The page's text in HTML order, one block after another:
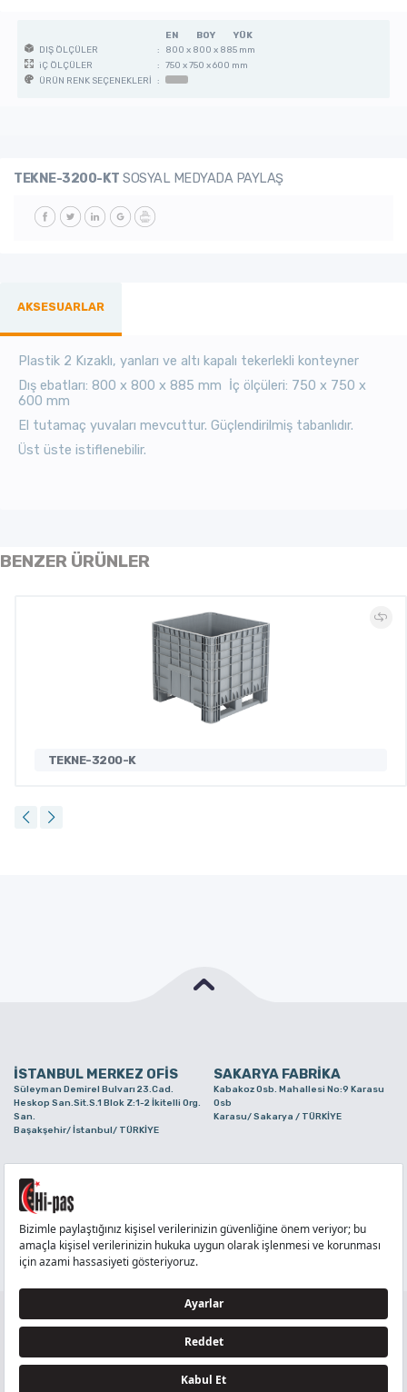
EN BOY
YÜK
DIŞ ÖLÇÜLER
:
800 x 800 x 885 mm
iÇ ÖLÇÜLER
: 750 x 750 x 600 mm
ÜRÜN RENK SEÇENEKLERİ :
TEKNE-3200-KT SOSYAL MEDYADA PAYLAŞ
AKSESUARLAR
Plastik 2 Kızaklı, yanları ve altı kapalı tekerlekli konteyner
Dış ebatları: 800 x 800 x 885 mm İç ölçüleri: 750 x 750 x
600 mm
El tutamaç yuvaları mevcuttur. Güçlendirilmiş tabanlıdır.
Üst üste istiflenebilir.
BENZER ÜRÜNLER
TEKNE-3200-K
İSTANBUL MERKEZ OFİS SAKARYA FABRİKA
Süleyman Demirel Bulvarı 23.Cad.
Heskop San.Sit.S.1 Blok Z:1-2 İkitelli Org.
San.
Başakşehir/ İstanbul/ TÜRKİYE
Kabakoz Osb. Mahallesi No:9 Karasu
Osb
Karasu/ Sakarya / TÜRKİYE
Alaaddinbey Mah. Ayfatma Cad. No.11 A/C
Sam.3 Plaza B Blok Nilüfer/ Bursa/
TÜRKİYE
TELEFON
TÜM HAKLARI Hİ-PAŞ PLASTİK EŞYA TİC. VE SAN. LTD. ŞTİ..’E AİTTİR
Tedarikçi ve İş Ortakları Aydınlatma Metni - Ziyaretçi Aydınlatma Metni - Veri Sahibi Başvuru